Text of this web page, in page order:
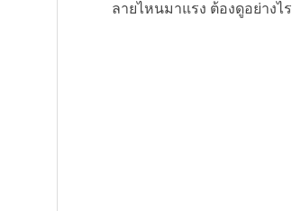
ลายไหนมาแรง ต้องดูอย่างไร